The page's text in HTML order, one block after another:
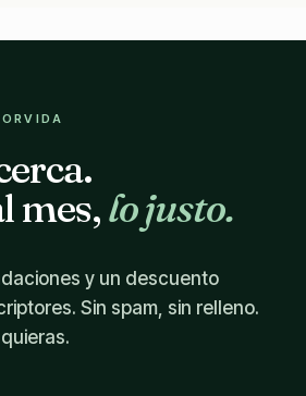
mes,lo justo.
y un descuento
Sin spam, sin relleno.